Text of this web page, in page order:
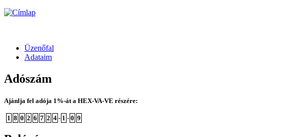
Üzenőfal
Adataim
Adószám
Ajánlja fel adója 1%-át a HEX-VA-VE részére:
1 8 0 2 6 7 2 4 - 1 - 0 9